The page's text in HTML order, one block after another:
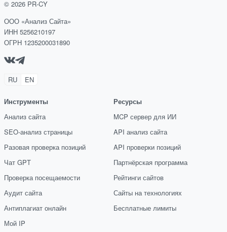
© 2026 PR-CY
ООО «Анализ Сайта»
ИНН 5256210197
ОГРН 1235200031890
RU EN
Инструменты
Анализ сайта
SEO-анализ страницы
Разовая проверка позиций
Чат GPT
Проверка посещаемости
Аудит сайта
Антиплагиат онлайн
Мой IP
Ресурсы
MCP сервер для ИИ
API анализ сайта
API проверки позиций
Партнёрская программа
Рейтинги сайтов
Сайты на технологиях
Бесплатные лимиты